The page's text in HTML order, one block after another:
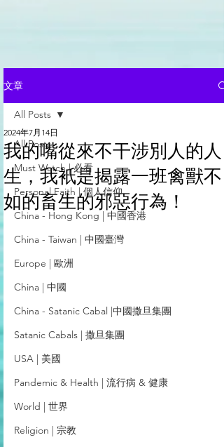
文章
All Posts
Must Watch | 必看
Personal Faith | 個人信仰
China - Hong Kong | 中國香港
China - Taiwan | 中國臺灣
Europe | 歐洲
China | 中國
China - Satanic Cabal |中國撒旦集團
Satanic Cabals | 撒旦集團
USA | 美國
Pandemic & Health | 流行病 & 健康
World | 世界
Religion | 宗教
All Posts
我的嘴從來不干涉別人的人
生，我衹是揭露一班禽獸不
如的畜生的邪惡行為！
2024年7月14日